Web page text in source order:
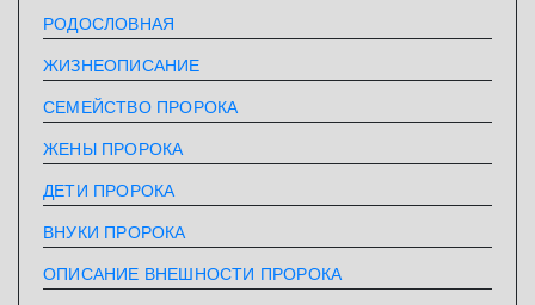
РОДОСЛОВНАЯ
ЖИЗНЕОПИСАНИЕ
СЕМЕЙСТВО ПРОРОКА
ЖЕНЫ ПРОРОКА
ДЕТИ ПРОРОКА
ВНУКИ ПРОРОКА
ОПИСАНИЕ ВНЕШНОСТИ ПРОРОКА